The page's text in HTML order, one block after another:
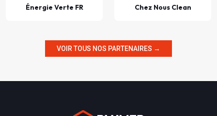
Énergie Verte FR Chez Nous Clean
VOIR TOUS NOS PARTENAIRES →